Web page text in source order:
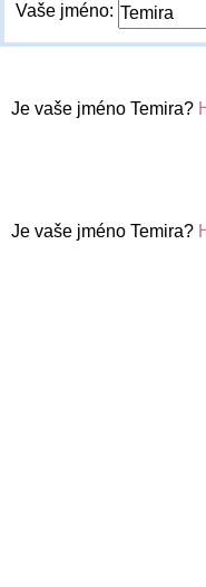
Vaše jméno:
Je vaše jméno Temira?
Je vaše jméno Temira?